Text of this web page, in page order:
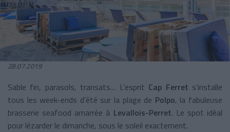
28.07.2019
Sable fin, parasols, transats… L’esprit Cap Ferret s’installe
tous les week-ends d’été sur la plage de Polpo, la fabuleuse
brasserie seafood amarrée à Levallois-Perret. Le spot idéal
pour lézarder le dimanche, sous le soleil exactement.